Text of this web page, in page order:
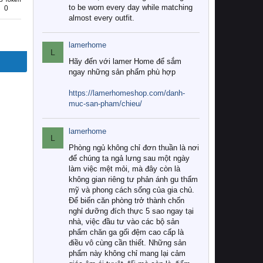
0
to be worn every day while matching
almost every outfit.
L
lamerhome
Hãy đến với lamer Home để sắm
ngay những sản phẩm phù hợp
https://lamerhomeshop.com/danh-
muc-san-pham/chieu/
L
lamerhome
Phòng ngủ không chỉ đơn thuần là nơi
để chúng ta ngả lưng sau một ngày
làm việc mệt mỏi, mà đây còn là
không gian riêng tư phản ánh gu thẩm
mỹ và phong cách sống của gia chủ.
Để biến căn phòng trở thành chốn
nghỉ dưỡng đích thực 5 sao ngay tại
nhà, việc đầu tư vào các bộ sản
phẩm chăn ga gối đệm cao cấp là
điều vô cùng cần thiết. Những sản
phẩm này không chỉ mang lại cảm